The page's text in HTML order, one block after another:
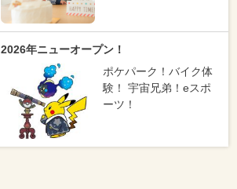
2026年ニューオープン！
ポケパーク！バイク体
験！ 宇宙兄弟！eスポ
ーツ！